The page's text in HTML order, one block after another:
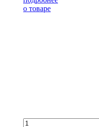
о товаре